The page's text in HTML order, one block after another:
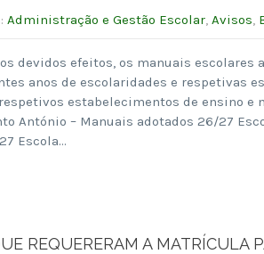
Administração e Gestão Escolar, Avisos,
devidos efeitos, os manuais escolares
anos de escolaridades e respetivas
estabelecimentos de ensino e
António – Manuais adotados 26/27
Escola…
REQUERERAM A MATRÍCULA